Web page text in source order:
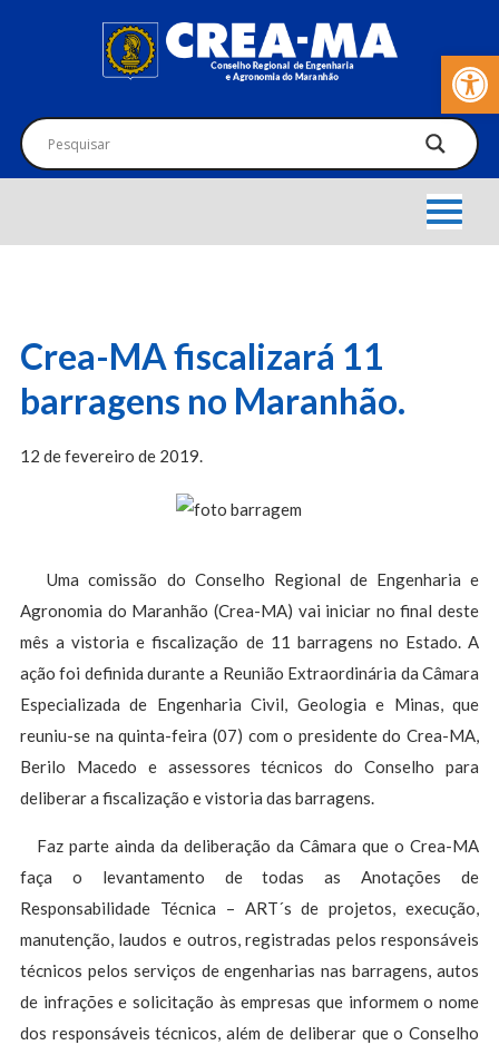
Barra de
Crea-MA fiscalizará 11
barragens no Maranhão.
12 de fevereiro de 2019.
Uma comissão do Conselho Regional de Engenharia e
Agronomia do Maranhão (Crea-MA) vai iniciar no final deste
mês a vistoria e fiscalização de 11 barragens no Estado. A
ação foi definida durante a Reunião Extraordinária da Câmara
Especializada de Engenharia Civil, Geologia e Minas, que
reuniu-se na quinta-feira (07) com o presidente do Crea-MA,
Berilo Macedo e assessores técnicos do Conselho para
deliberar a fiscalização e vistoria das barragens.
Faz parte ainda da deliberação da Câmara que o Crea-MA
faça o levantamento de todas as Anotações de
Responsabilidade Técnica – ART´s de projetos, execução,
manutenção, laudos e outros, registradas pelos responsáveis
técnicos pelos serviços de engenharias nas barragens, autos
de infrações e solicitação às empresas que informem o nome
dos responsáveis técnicos, além de deliberar que o Conselho